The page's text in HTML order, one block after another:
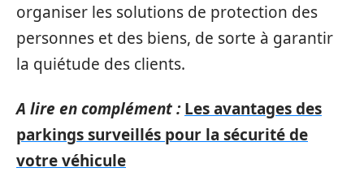
organiser les solutions de protection des
personnes et des biens, de sorte à garantir
la quiétude des clients.
A lire en complément : Les avantages des
parkings surveillés pour la sécurité de
votre véhicule